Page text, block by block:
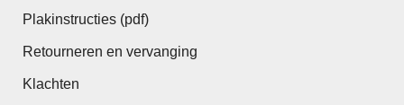
Plakinstructies (pdf)
Retourneren en vervanging
Klachten